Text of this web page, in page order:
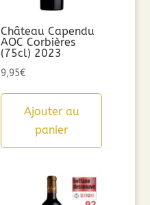
Château Capendu
AOC Corbières
(75cl) 2023
9,95€
Ajouter au
panier